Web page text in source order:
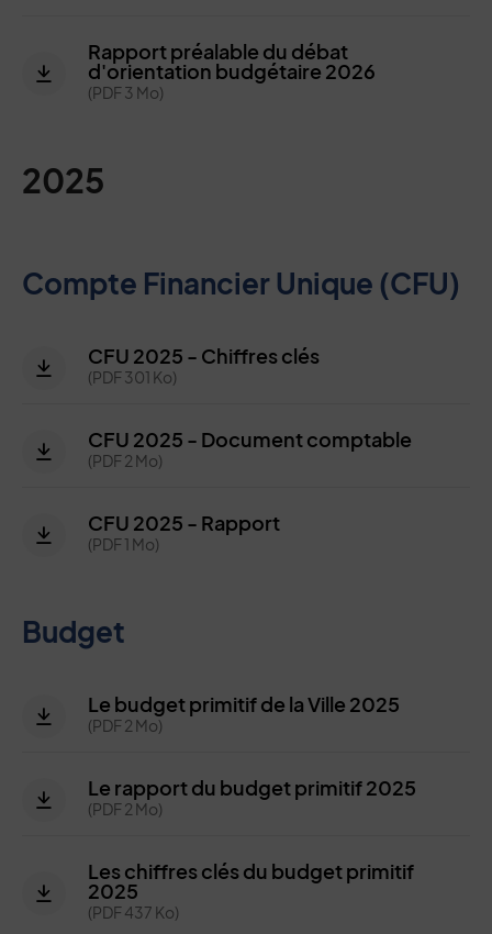
Rapport préalable du débat
d'orientation budgétaire 2026
(PDF 3 Mo)
2025
Compte Financier Unique (CFU)
CFU 2025 - Chiffres clés
(PDF 301 Ko)
CFU 2025 - Document comptable
(PDF 2 Mo)
CFU 2025 - Rapport
(PDF 1 Mo)
Budget
Le budget primitif de la Ville 2025
(PDF 2 Mo)
Le rapport du budget primitif 2025
(PDF 2 Mo)
Les chiffres clés du budget primitif
2025
(PDF 437 Ko)